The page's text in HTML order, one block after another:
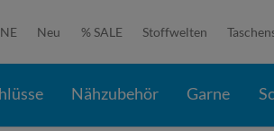
Neu % SALE Stoffwelten
Nähzubehör Garne